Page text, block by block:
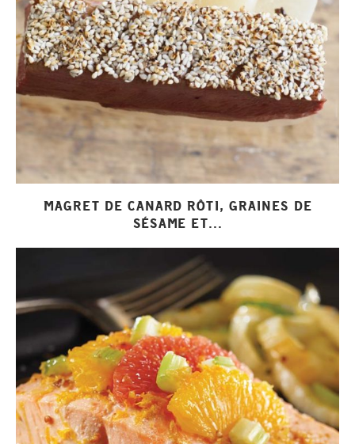
MAGRET DE CANARD RÔTI, GRAINES DE
SÉSAME ET...